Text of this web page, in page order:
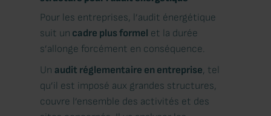
Pour les entreprises, l’audit énergétique
suit un cadre plus formel et la durée
s’allonge forcément en conséquence.
Un audit réglementaire en entreprise, tel
qu’il est imposé aux grandes structures,
couvre l’ensemble des activités et des